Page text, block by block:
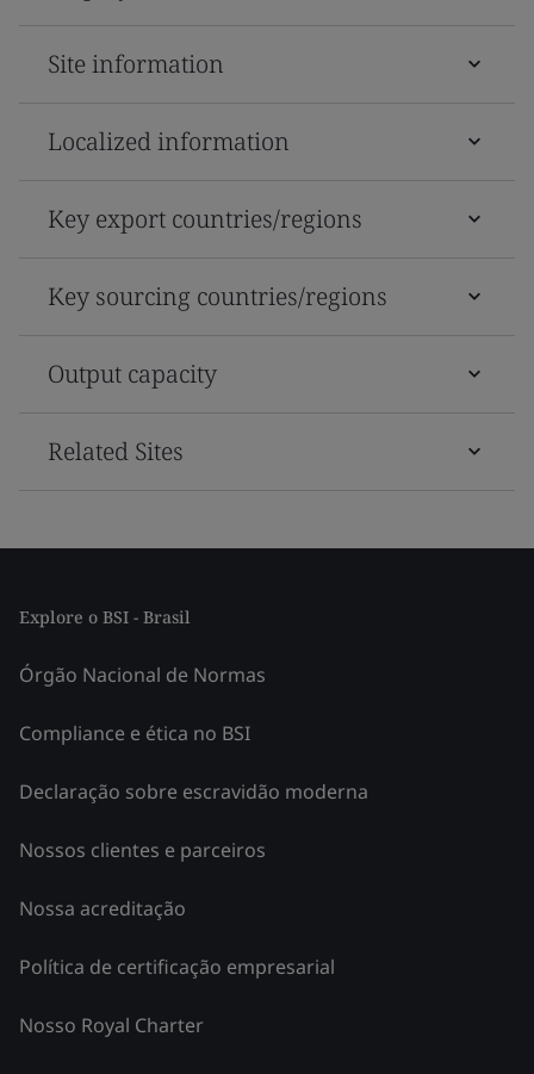
Site information
Localized information
Key export countries/regions
Key sourcing countries/regions
Output capacity
Related Sites
Explore o BSI - Brasil
Órgão Nacional de Normas
Compliance e ética no BSI
Declaração sobre escravidão moderna
Nossos clientes e parceiros
Nossa acreditação
Política de certificação empresarial
Nosso Royal Charter